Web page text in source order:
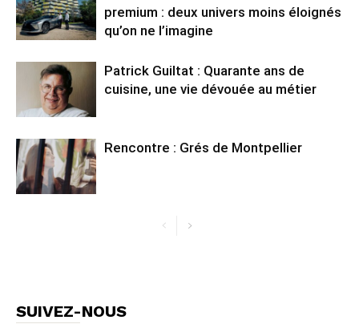
premium : deux univers moins éloignés
qu’on ne l’imagine
Patrick Guiltat : Quarante ans de
cuisine, une vie dévouée au métier
Rencontre : Grés de Montpellier
SUIVEZ-NOUS